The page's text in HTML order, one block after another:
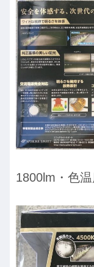
1800lm・色